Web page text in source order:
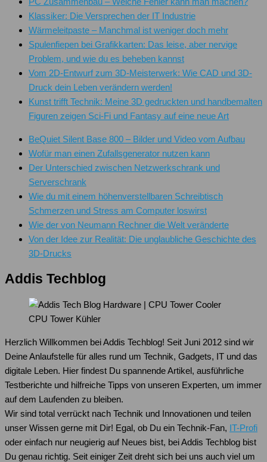
Klassiker: Die Versprechen der IT Industrie
Wärmeleitpaste – Manchmal ist weniger doch mehr
Spulenfiepen bei Grafikkarten: Das leise, aber nervige
Problem, und wie du es beheben kannst
Vom 2D-Entwurf zum 3D-Meisterwerk: Wie CAD und 3D-
Druck dein Leben verändern werden!
Kunst trifft Technik: Meine 3D gedruckten und handbemalten
Figuren zeigen Sci-Fi und Fantasy auf eine neue Art
BeQuiet Silent Base 800 – Bilder und Video vom Aufbau
Wofür man einen Zufallsgenerator nutzen kann
Der Unterschied zwischen Netzwerkschrank und
Serverschrank
Wie du mit einem höhenverstellbaren Schreibtisch
Schmerzen und Stress am Computer loswirst
Wie der von Neumann Rechner die Welt veränderte
Von der Idee zur Realität: Die unglaubliche Geschichte des
3D-Drucks
Addis Techblog
CPU Tower Kühler
Herzlich Willkommen bei Addis Techblog! Seit Juni 2012 sind wir
Deine Anlaufstelle für alles rund um Technik, Gadgets, IT und das
digitale Leben. Hier findest Du spannende Artikel, ausführliche
Testberichte und hilfreiche Tipps von unseren Experten, um immer
auf dem Laufenden zu bleiben.
Wir sind total verrückt nach Technik und Innovationen und teilen
unser Wissen gerne mit Dir! Egal, ob Du ein Technik-Fan, IT-Profi
oder einfach nur neugierig auf Neues bist, bei Addis Techblog bist
Du genau richtig. Seit einiger Zeit dreht sich bei uns auch viel um